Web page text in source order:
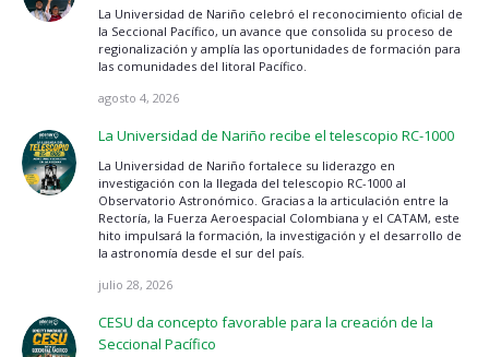
La Universidad de Nariño celebró el reconocimiento oficial de
la Seccional Pacífico, un avance que consolida su proceso de
regionalización y amplía las oportunidades de formación para
las comunidades del litoral Pacífico.
agosto 4, 2026
La Universidad de Nariño recibe el telescopio RC-1000
La Universidad de Nariño fortalece su liderazgo en
investigación con la llegada del telescopio RC-1000 al
Observatorio Astronómico. Gracias a la articulación entre la
Rectoría, la Fuerza Aeroespacial Colombiana y el CATAM, este
hito impulsará la formación, la investigación y el desarrollo de
la astronomía desde el sur del país.
julio 28, 2026
CESU da concepto favorable para la creación de la
Seccional Pacífico